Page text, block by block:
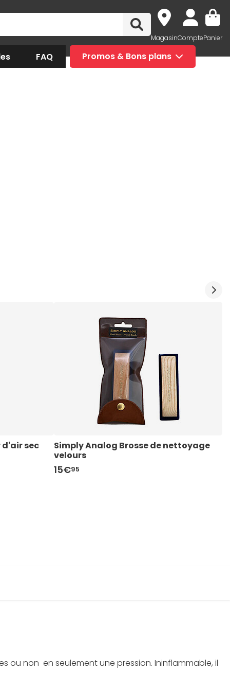
MagasinComptePanier
FAQ Promos & Bons plans
d'air sec
Simply Analog Brosse de nettoyage
velours
15€95
ou non en seulement une pression. Ininflammable, il